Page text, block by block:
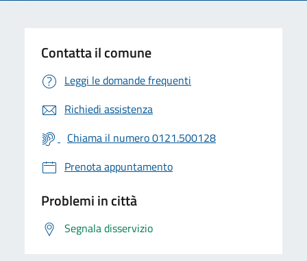
Contatta il comune
Leggi le domande frequenti
Richiedi assistenza
Chiama il numero 0121.500128
Prenota appuntamento
Problemi in città
Segnala disservizio